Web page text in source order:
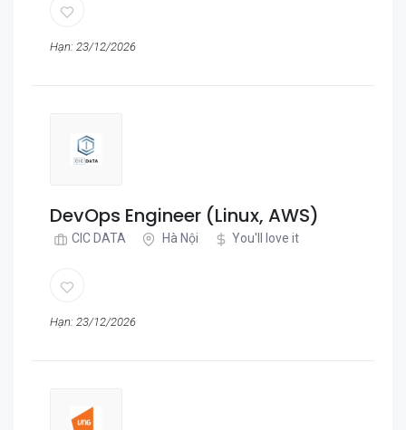
Hạn: 23/12/2026
DevOps Engineer (Linux, AWS)
CIC DATA Hà Nội You'll love it
Hạn: 23/12/2026